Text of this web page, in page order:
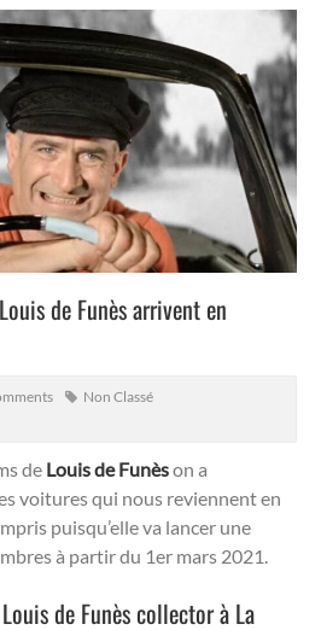
de Funès arrivent en
Non Classé
de Louis de Funèson a
voitures qui nous reviennent en
puisqu’elle va lancer une
à partir du 1er mars 2021.
de Funès collector à La